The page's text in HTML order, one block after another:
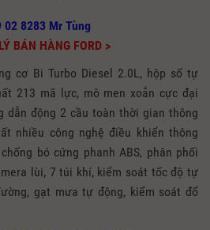
02 8283 Mr Tùng
BÁN HÀNG FORD >
cơ Bi Turbo Diesel 2.0L, hộp số tự
213 mã lực, mô men xoắn cực đại
dẫn động 2 cầu toàn thời gian thông
nhiều công nghệ điều khiển thông
bó cứng phanh ABS, phân phối
lùi, 7 túi khí, kiểm soát tốc độ tự
gạt mưa tự động, kiểm soát đổ